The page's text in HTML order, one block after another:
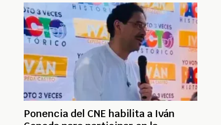
Ponencia del CNE habilita a Iván